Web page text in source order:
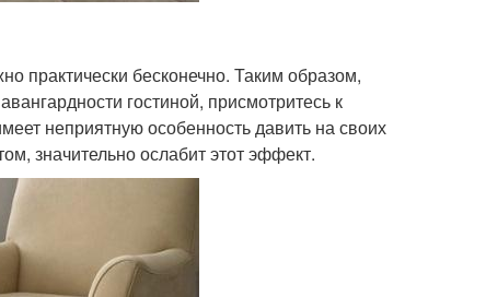
практически бесконечно. Таким образом,
гостиной, присмотритесь к
неприятную особенность давить на своих
значительно ослабит этот эффект.